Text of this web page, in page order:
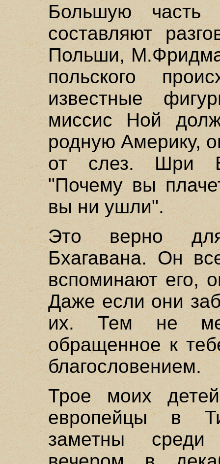
Большую часть
составляют
Польши,
польского
известные
миссис Ной
родную Америку,
от слез. Шри
"Почему вы
вы ни ушли".
Это верно
Бхагавана. Он
вспоминают его,
Даже если они
их. Тем не
обращенное к
благословением.
Трое моих
европейцы в
заметны среди